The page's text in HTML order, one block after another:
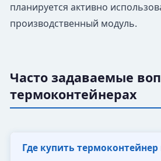
планируется активно
производственный модуль.
Часто задаваемые
термоконтейнерах
Где купить термоконтейнер